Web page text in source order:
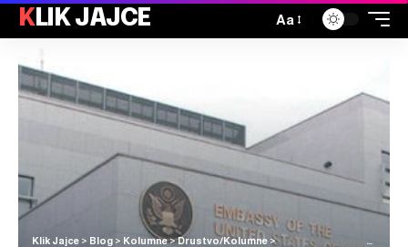
KLIK JAJCE Aa
Klik Jajce > Blog > Kolumne>Drustvo/Kolumne >Veleposlanstvo SAD-a u BiH na Twitteru zvuči kao megafon bošnjačkog nacionalizma: ‘HDZ je licemjeran!’